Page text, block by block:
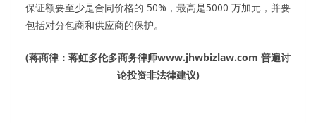
保证额要至少是合同价格的 50%，最高是5000 万加元，并要
包括对分包商和供应商的保护。
(蒋商律：蒋虹多伦多商务律师www.jhwbizlaw.com 普遍讨
论投资非法律建议)